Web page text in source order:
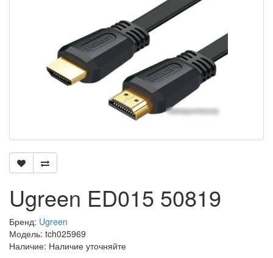
Ugreen ED015 50819
Бренд: Ugreen
Модель: tch025969
Наличие: Наличие уточняйте